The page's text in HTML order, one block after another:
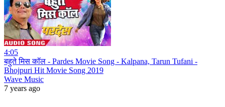
4:05
बहुते मिस कॉल - Pardes Movie Song - Kalpana, Tarun Tufani -
Bhojpuri Hit Movie Song 2019
Wave Music
7 years ago